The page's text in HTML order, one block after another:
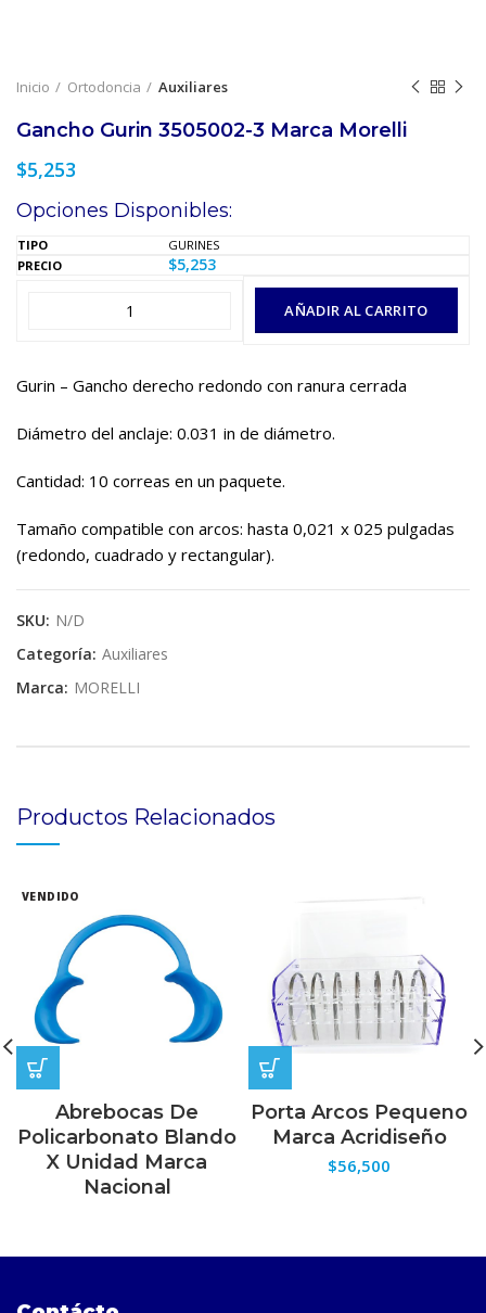
Inicio Ortodoncia Auxiliares
Gancho Gurin 3505002-3 Marca Morelli
$5,253
Opciones Disponibles:
GURINES
$5,253
AÑADIR AL CARRITO
Gurin – Gancho derecho redondo con ranura cerrada
Diámetro del anclaje: 0.031 in de diámetro.
Cantidad: 10 correas en un paquete.
Tamaño compatible con arcos: hasta 0,021 x 025 pulgadas
(redondo, cuadrado y rectangular).
SKU: N/D
Categoría: Auxiliares
Marca: MORELLI
Productos Relacionados
VENDIDO
Abrebocas De
Policarbonato Blando
X Unidad Marca
Nacional
Porta Arcos Pequeno
Marca Acridiseño
$56,500